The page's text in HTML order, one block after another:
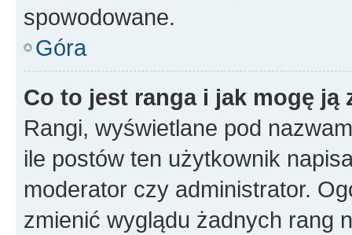
spowodowane.
Góra
Co to jest ranga i jak mogę ją
Rangi, wyświetlane pod
ile postów ten użytkownik
moderator czy administrator.
zmienić wyglądu żadnych rang